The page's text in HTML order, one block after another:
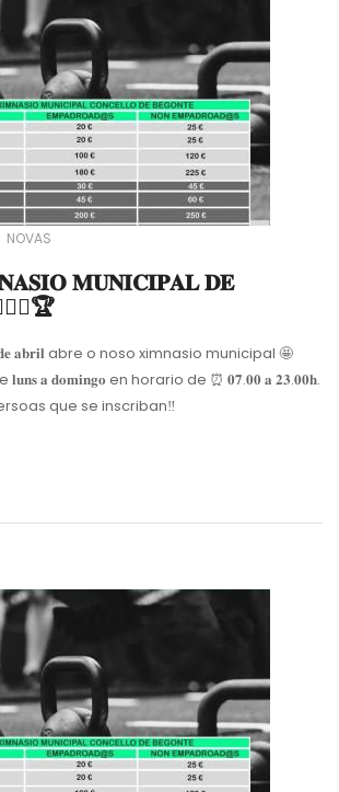
NOVAS
𝐌𝐔𝐍𝐈𝐂𝐈𝐏𝐀𝐋 𝐃𝐄
𝐚𝐛𝐫𝐢𝐥 abre o noso ximnasio municipal 🤩
𝐚 𝐝𝐨𝐦𝐢𝐧𝐠𝐨 en horario de ⏰ 𝟎𝟕.𝟎𝟎 𝐚 𝟐𝟑.𝟎𝟎𝐡.
que se inscriban‼️